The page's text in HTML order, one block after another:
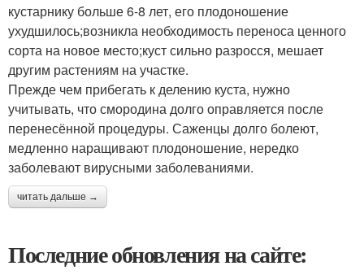
кустарнику больше 6-8 лет, его плодоношение
ухудшилось;возникла необходимость переноса ценного
сорта на новое место;куст сильно разросся, мешает
другим растениям на участке.
Прежде чем прибегать к делению куста, нужно
учитывать, что смородина долго оправляется после
перенесённой процедуры. Саженцы долго болеют,
медленно наращивают плодоношение, нередко
заболевают вирусными заболеваниями.
читать дальше →
Последние обновления на сайте: